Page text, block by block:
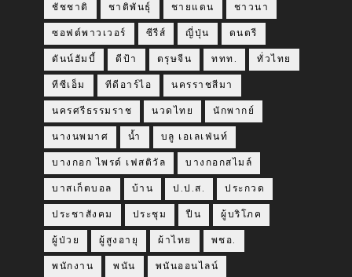
ชัชชาติ ชาติพันธุ์ ชายแดน ชาวนา
ซอฟต์พาวเวอร์ ซีรีส์ ญี่ปุ่น ดนตรี
ดันน์ฮัมบี้ ดีป้า ตรุษจีน ททท. ทั่วไทย
ทีซีเอ็ม ทีดีอาร์ไอ นครราชสีมา
นครศรีธรรมราช นวดไทย นักพากย์
นางนพมาศ น้ำ บลู เอเลเฟ่นท์
บางกอก ไพรด์ เฟสติวัล บางกอกสไมล์
บาสเก็ตบอล บ้าน ป.ป.ส. ประกวด
ประชาสังคม ประชุม ปืน ผู้บริโภค
ผู้ป่วย ผู้สูงอายุ ผ้าไทย พชอ.
พนักงาน พนัน พนันออนไลน์